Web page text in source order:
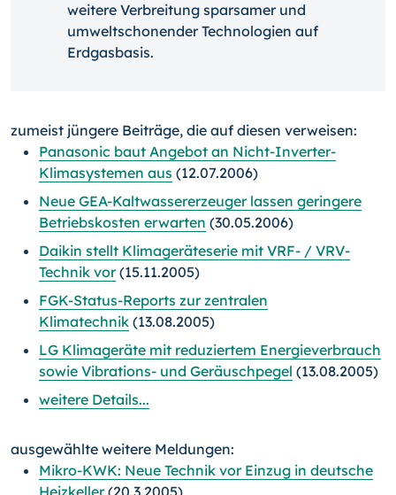
weitere Verbreitung sparsamer und
umweltschonender Technologien auf
Erdgasbasis.
zumeist jüngere Beiträge, die auf diesen verweisen:
Panasonic baut Angebot an Nicht-Inverter-
Klimasystemen aus (12.07.2006)
Neue GEA-Kaltwassererzeuger lassen geringere
Betriebskosten erwarten (30.05.2006)
Daikin stellt Klimageräteserie mit VRF- / VRV-
Technik vor(15.11.2005)
FGK-Status-Reports zur zentralen
Klimatechnik (13.08.2005)
LG Klimageräte mit reduziertem Energieverbrauch
sowie Vibrations- und Geräuschpegel (13.08.2005)
weitere Details...
ausgewählte weitere Meldungen:
Mikro-KWK: Neue Technik vor Einzug in deutsche